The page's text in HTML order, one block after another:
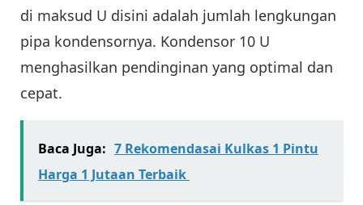
di maksud U disini adalah jumlah lengkungan
pipa kondensornya. Kondensor 10 U
menghasilkan pendinginan yang optimal dan
cepat.
Baca Juga: 7 Rekomendasai Kulkas 1 Pintu
Harga 1 Jutaan Terbaik